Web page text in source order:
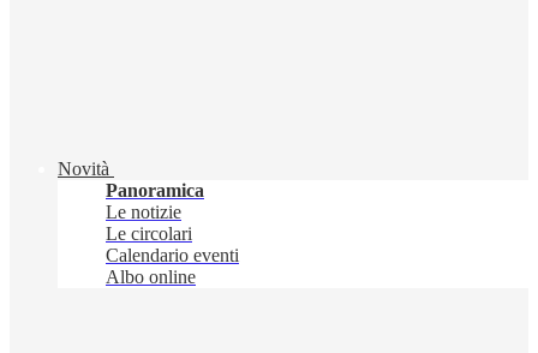
Novità
Panoramica
Le notizie
Le circolari
Calendario eventi
Albo online